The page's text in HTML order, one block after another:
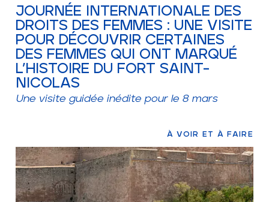
JOURNÉE INTERNATIONALE DES
DROITS DES FEMMES : UNE VISITE
POUR DÉCOUVRIR CERTAINES
DES FEMMES QUI ONT MARQUÉ
L’HISTOIRE DU FORT SAINT-
NICOLAS
Une visite guidée inédite pour le 8 mars
À VOIR ET À FAIRE